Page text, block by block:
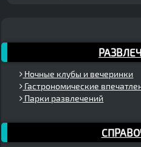
Ночные клубы и вечеринки
Гастрономические
Парки развлечений